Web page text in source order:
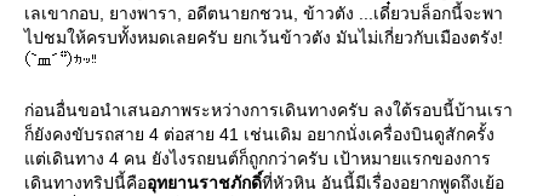
เลเขากอบ, ยางพารา, อดีตนายกชวน, ข้าวตัง ...เดี๋ยวบล็อกนี้จะพา
ไปชมให้ครบทั้งหมดเลยครับ ยกเว้นข้าวตัง มันไม่เกี่ยวกับเมืองตรัง!
ก่อนอื่นขอนำเสนอภาพระหว่างการเดินทางครับ ลงใต้รอบนี้บ้านเรา
ก็ยังคงขับรถสาย 4 ต่อสาย 41 เช่นเดิม อยากนั่งเครื่องบินดูสักครั้ง
ต่เดินทาง 4 คน ยังไงรถยนต์ก็ถูกกว่าครับ เป้าหมายแรกของการ
เดินทางทริปนี้คืออุทยานราชภักดิ์ที่หัวหิน อันนี้มีเรื่องอยากพูดถึงเย้อ